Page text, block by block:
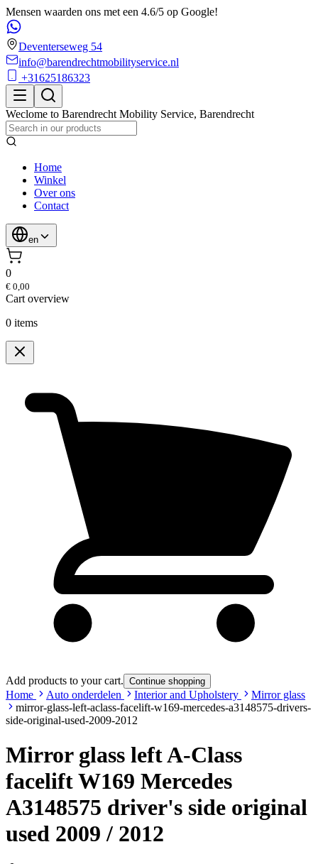
Mensen waarden ons met een 4.6/5 op Google!
Deventerseweg 54
info@barendrechtmobilityservice.nl
+31625186323
Weclome to Barendrecht Mobility Service, Barendrecht
Home
Winkel
Over ons
Contact
en
0
€ 0,00
Cart overview
0 items
Add products to your cart. Continue shopping
Home Auto onderdelen Interior and Upholstery
Mirror glass
mirror-glass-left-aclass-facelift-w169-mercedes-a3148575-drivers-
side-original-used-2009-2012
Mirror glass left A-Class
facelift W169 Mercedes
A3148575 driver's side original
used 2009 / 2012